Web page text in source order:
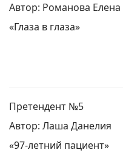
Автор: Романова Елена
«Глаза в глаза»
Претендент №5
Автор: Лаша Данелия
«97-летний пациент»